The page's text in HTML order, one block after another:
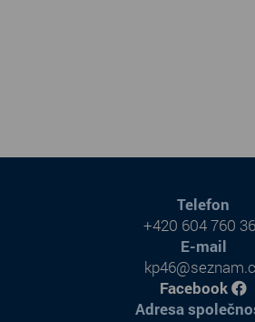
Adresa
Telefon
+420 604 760
E-mail
Facebook